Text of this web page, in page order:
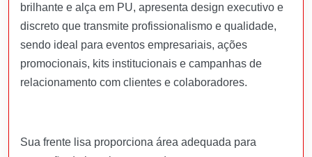
brilhante e alça em PU, apresenta design executivo e
discreto que transmite profissionalismo e qualidade,
sendo ideal para eventos empresariais, ações
promocionais, kits institucionais e campanhas de
relacionamento com clientes e colaboradores.
Sua frente lisa proporciona área adequada para